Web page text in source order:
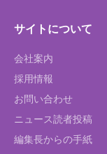
サイトについて
会社案内
採用情報
お問い合わせ
ニュース読者投稿
編集長からの手紙